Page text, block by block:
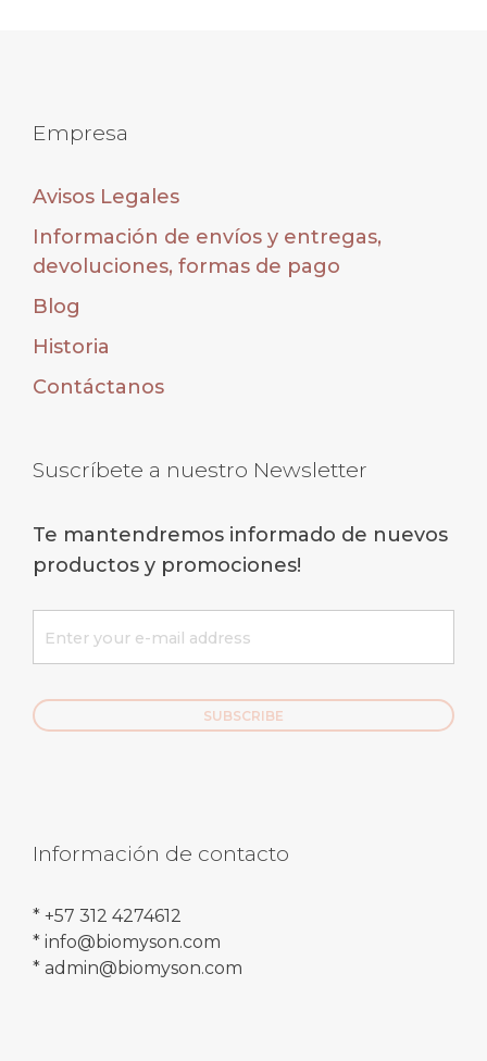
Empresa
Avisos Legales
Información de envíos y entregas,
devoluciones, formas de pago
Blog
Historia
Contáctanos
Suscríbete a nuestro Newsletter
Te mantendremos informado de nuevos
productos y promociones!
Información de contacto
* +57 312 4274612
* info@biomyson.com
* admin@biomyson.com